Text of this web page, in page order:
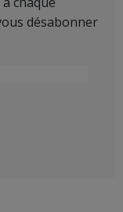
désabonner